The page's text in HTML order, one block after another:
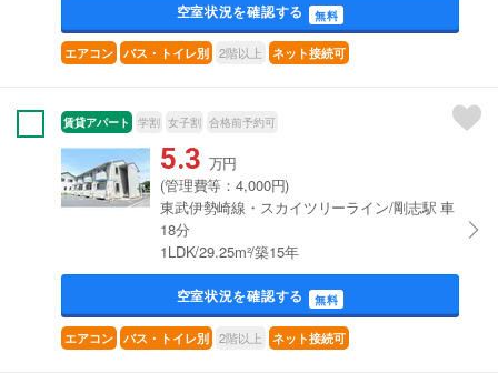
空室状況を確認する 無料
エアコン バス・トイレ別 2階以上 ネット接続可
賃貸アパート 学割 女子割 合格前予約可
5.3 万円
(管理費等：4,000円)
東武伊勢崎線・スカイツリーライン/剛志駅 車
18分
1LDK/29.25m²/築15年
空室状況を確認する 無料
エアコン バス・トイレ別 2階以上 ネット接続可